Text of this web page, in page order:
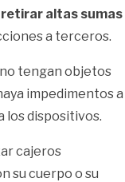
retirar altas sumas
a terceros.
tengan objetos
impedimentos a
los dispositivos.
cajeros
su cuerpo o su